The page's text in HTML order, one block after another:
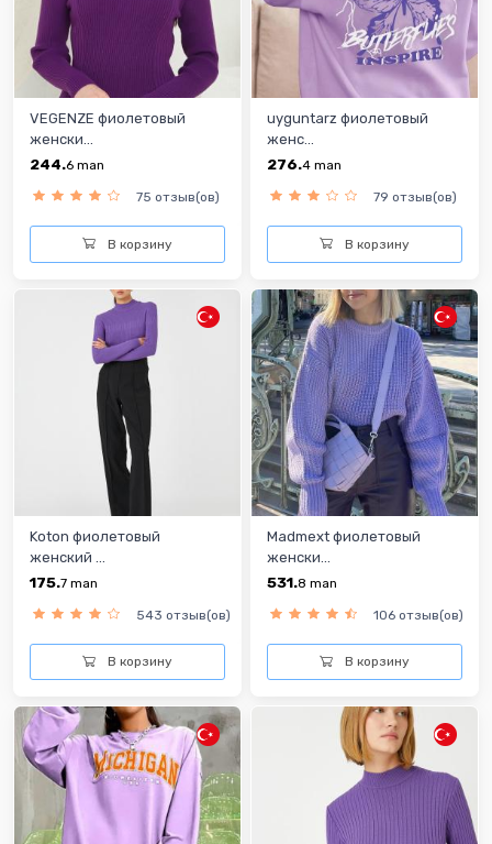
VEGENZE фиолетовый
женски...
244.6 man
75 отзыв(ов)
В корзину
uyguntarz фиолетовый
женс...
276.4 man
79 отзыв(ов)
В корзину
Koton фиолетовый
женский ...
175.7 man
543 отзыв(ов)
В корзину
Madmext фиолетовый
женски...
531.8 man
106 отзыв(ов)
В корзину